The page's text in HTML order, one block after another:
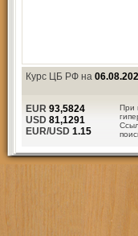
Курс ЦБ РФ на
При
EUR 93,5824
USD 81,1291
EUR/USD 1.15